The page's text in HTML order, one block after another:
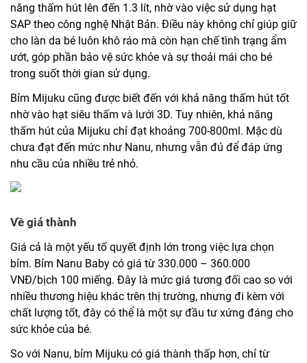
năng thấm hút lên đến 1.3 lít, nhờ vào việc sử dụng hạt
SAP theo công nghệ Nhật Bản. Điều này không chỉ giúp giữ
cho làn da bé luôn khô ráo mà còn hạn chế tình trạng ẩm
ướt, góp phần bảo vệ sức khỏe và sự thoải mái cho bé
trong suốt thời gian sử dụng.
Bỉm Mijuku cũng được biết đến với khả năng thấm hút tốt
nhờ vào hạt siêu thấm và lưới 3D. Tuy nhiên, khả năng
thấm hút của Mijuku chỉ đạt khoảng 700-800ml. Mặc dù
chưa đạt đến mức như Nanu, nhưng vẫn đủ để đáp ứng
nhu cầu của nhiều trẻ nhỏ.
Về giá thành
Giá cả là một yếu tố quyết định lớn trong việc lựa chọn
bỉm. Bỉm Nanu Baby có giá từ 330.000 – 360.000
VNĐ/bịch 100 miếng. Đây là mức giá tương đối cao so với
nhiều thương hiệu khác trên thị trường, nhưng đi kèm với
chất lượng tốt, đây có thể là một sự đầu tư xứng đáng cho
sức khỏe của bé.
So với Nanu, bỉm Mijuku có giá thành thấp hơn, chỉ từ